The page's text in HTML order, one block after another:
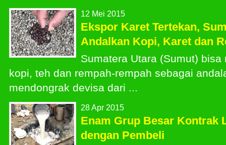
12 Mei 2015
Ekspor Karet Tertekan,
Andalkan Kopi, Karet dan
Sumatera Utara (Sumut) bisa
kopi, teh dan rempah-rempah sebagai
mendongrak devisa dari ...
28 Apr 2015
Enam Grup Besar Kontrak
dengan Pembeli